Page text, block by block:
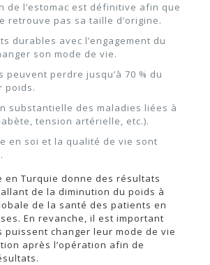
de l’estomac est définitive afin que
retrouve pas sa taille d’origine.
durables avec l’engagement du
son mode de vie.
peuvent perdre jusqu’à 70 % du
poids.
substantielle des maladies liées à
tension artérielle, etc.).
en soi et la qualité de vie sont
en Turquie donne des résultats
de la diminution du poids à
de la santé des patients en
En revanche, il est important
puissent changer leur mode de vie
après l’opération afin de